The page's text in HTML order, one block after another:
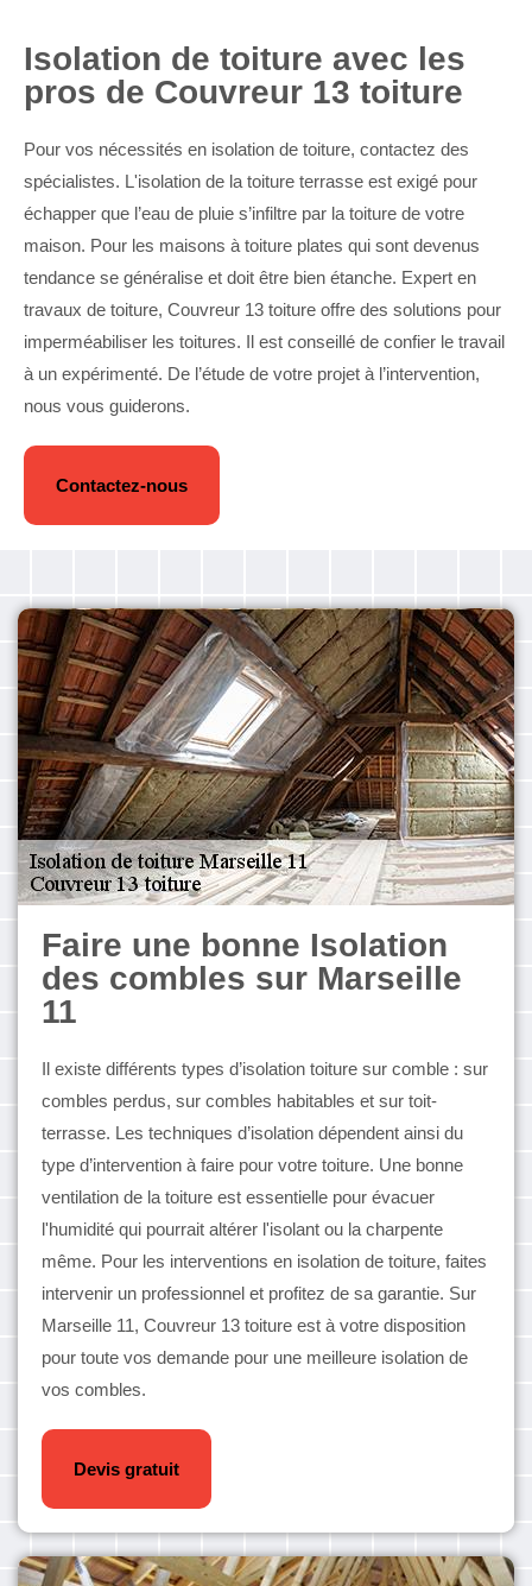
Isolation de toiture avec les
pros de Couvreur 13 toiture
Pour vos nécessités en isolation de toiture, contactez des
spécialistes. L'isolation de la toiture terrasse est exigé pour
échapper que l’eau de pluie s’infiltre par la toiture de votre
maison. Pour les maisons à toiture plates qui sont devenus
tendance se généralise et doit être bien étanche. Expert en
travaux de toiture, Couvreur 13 toiture offre des solutions pour
imperméabiliser les toitures. Il est conseillé de confier le travail
à un expérimenté. De l’étude de votre projet à l’intervention,
nous vous guiderons.
Contactez-nous
Faire une bonne Isolation
des combles sur Marseille
11
Il existe différents types d’isolation toiture sur comble : sur
combles perdus, sur combles habitables et sur toit-
terrasse. Les techniques d’isolation dépendent ainsi du
type d’intervention à faire pour votre toiture. Une bonne
ventilation de la toiture est essentielle pour évacuer
l'humidité qui pourrait altérer l'isolant ou la charpente
même. Pour les interventions en isolation de toiture, faites
intervenir un professionnel et profitez de sa garantie. Sur
Marseille 11, Couvreur 13 toiture est à votre disposition
pour toute vos demande pour une meilleure isolation de
vos combles.
Devis gratuit